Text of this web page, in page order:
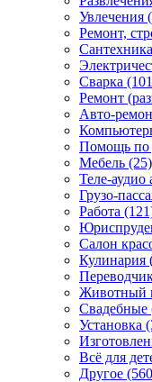
Увлечения
Ремонт,
Сварка
Ремонт
Авто-
Помощь по
Мебель (25)
Теле-аудио
Грузо-
Работа
Салон
Кулинария
Животный
Свадебные
Установка
Всё для
Другое